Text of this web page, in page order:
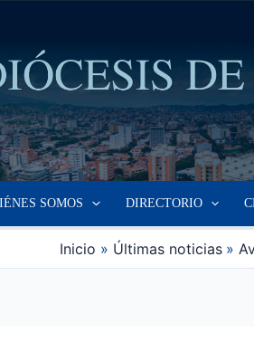
SOMOS DIRECTORIO
Inicio Últimas noticias